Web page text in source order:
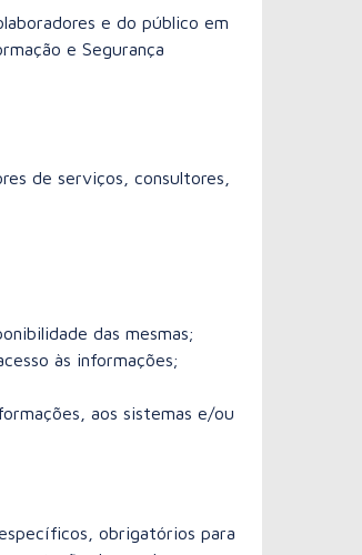
e do público em
e Segurança
de serviços, consultores,
das mesmas;
às informações;
aos sistemas e/ou
obrigatórios para